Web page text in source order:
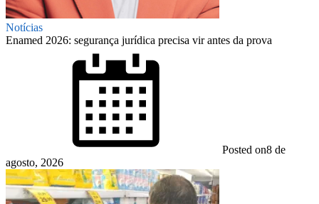
Notícias
Enamed 2026: segurança jurídica precisa vir antes da prova
Posted on8 de
agosto, 2026